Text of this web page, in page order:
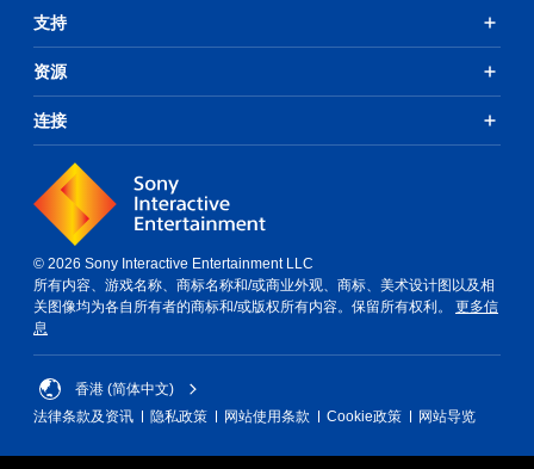
支持
资源
连接
© 2026 Sony Interactive Entertainment LLC
所有内容、游戏名称、商标名称和/或商业外观、商标、美术设计图以及相
关图像均为各自所有者的商标和/或版权所有内容。保留所有权利。 更多信
息
香港 (简体中文)
法律条款及资讯
隐私政策 网站使用条款 Cookie政策 网站导览